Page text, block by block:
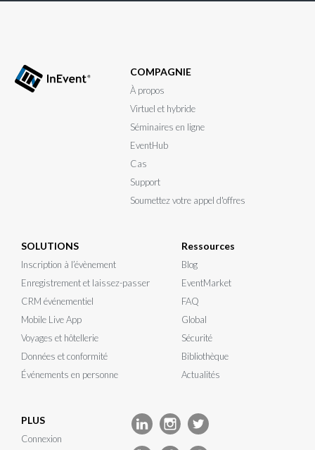
COMPAGNIE
À propos
Virtuel et hybride
Séminaires en ligne
EventHub
Cas
Support
Soumettez votre appel d'offres
SOLUTIONS
Inscription à l’évènement
Enregistrement et laissez-passer
CRM événementiel
Mobile Live App
Voyages et hôtellerie
Données et conformité
Événements en personne
Ressources
Blog
EventMarket
FAQ
Global
Sécurité
Bibliothèque
Actualités
PLUS
Connexion